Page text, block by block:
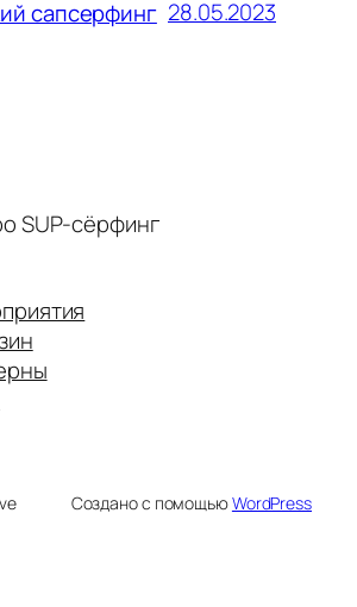
сапсерфинг 28.05.2023
SUP-сёрфинг
Создано с помощьюWordPress